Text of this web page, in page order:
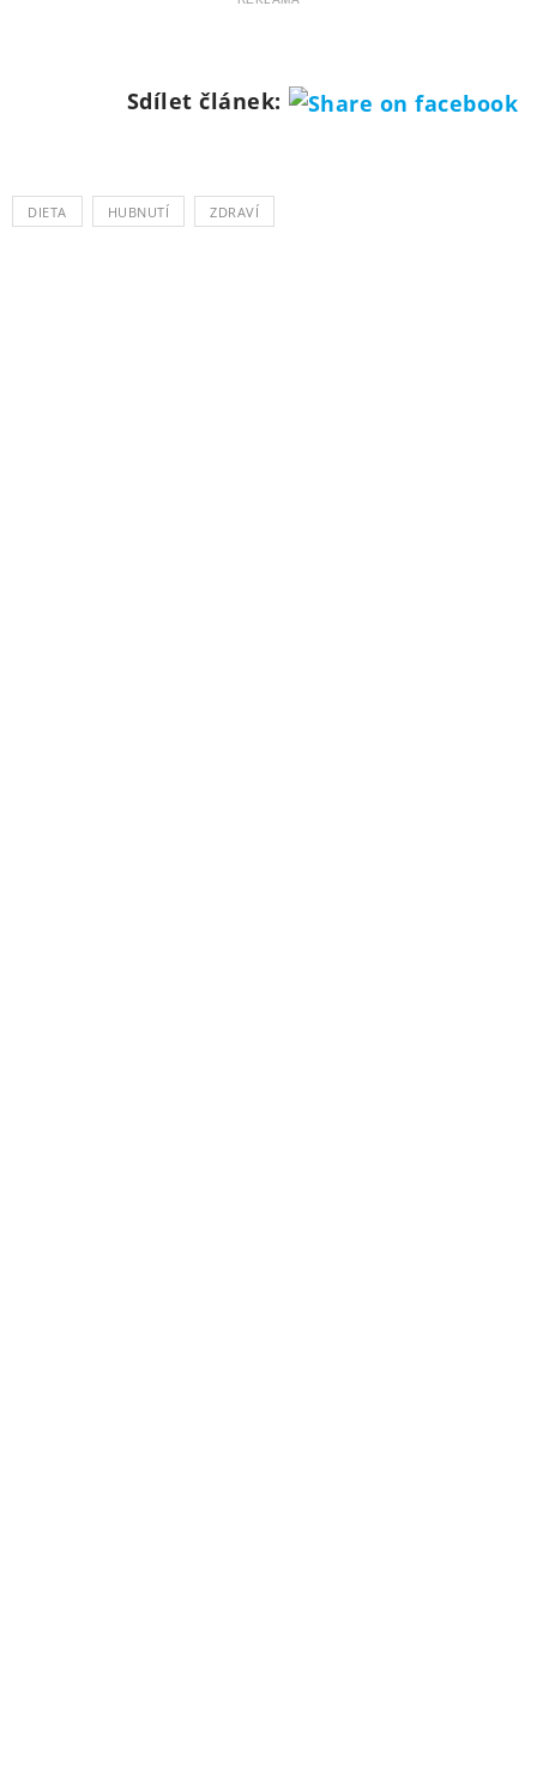
Sdílet článek:
DIETA HUBNUTÍ ZDRAVÍ